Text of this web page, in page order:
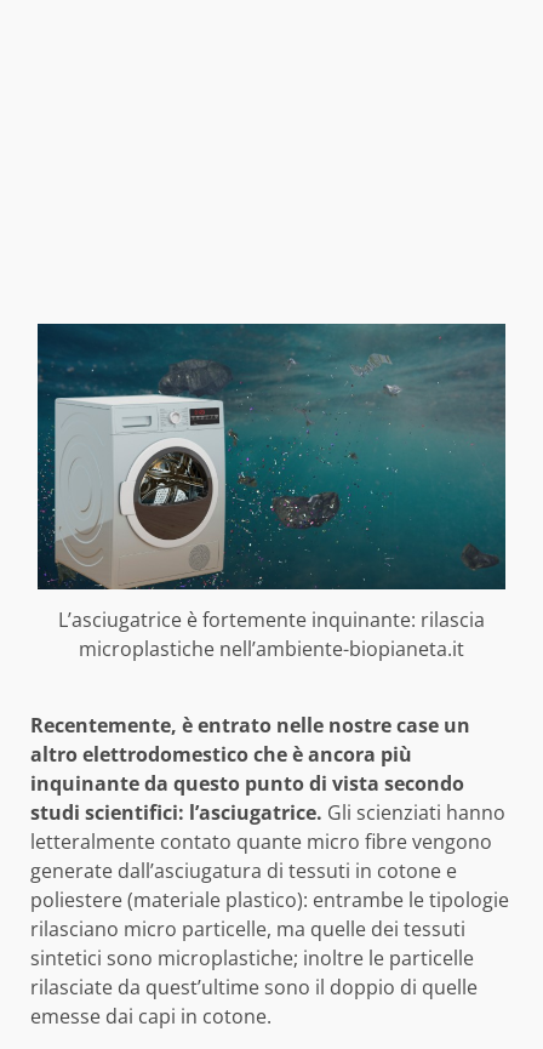
L’asciugatrice è fortemente inquinante: rilascia
microplastiche nell’ambiente-biopianeta.it
Recentemente, è entrato nelle nostre case un
altro elettrodomestico che è ancora più
inquinante da questo punto di vista secondo
studi scientifici: l’asciugatrice. Gli scienziati hanno
letteralmente contato quante micro fibre vengono
generate dall’asciugatura di tessuti in cotone e
poliestere (materiale plastico): entrambe le tipologie
rilasciano micro particelle, ma quelle dei tessuti
sintetici sono microplastiche; inoltre le particelle
rilasciate da quest’ultime sono il doppio di quelle
emesse dai capi in cotone.